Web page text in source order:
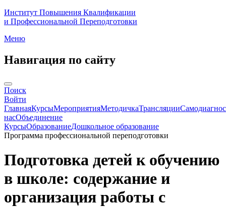
Институт Повышения Квалификации
и Профессиональной Переподготовки
Меню
Навигация по сайту
Поиск
Войти
ГлавнаяКурсыМероприятияМетодичкаТрансляции
насОбъединение
КурсыОбразованиеДошкольное образование
Программа профессиональной переподготовки
Подготовка детей к обучению
в школе: содержание и
организация работы с